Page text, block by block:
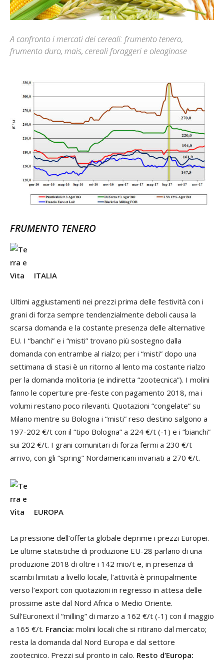
A confronto i mercati dei cereali: frumento tenero,
frumento duro, mais, cereali foraggeri e oleaginose
FRUMENTO TENERO
ITALIA
Ultimi aggiustamenti nei prezzi prima delle festività con i
grani di forza sempre tendenzialmente deboli causa la
scarsa domanda e la costante presenza delle alternative
EU. I “banchi” e i “misti” trovano più sostegno dalla
domanda con entrambe al rialzo; per i “misti” dopo una
settimana di stasi è un ritorno al lento ma costante rialzo
per la domanda molitoria (e indiretta “zootecnica”). I molini
fanno le coperture pre-feste con pagamento 2018, ma i
volumi restano poco rilevanti. Quotazioni “congelate” su
Milano mentre su Bologna i “misti” reso destino salgono a
197-202 €/t con il “tipo Bologna” a 224 €/t (-1) e i “bianchi”
sui 202 €/t. I grani comunitari di forza fermi a 230 €/t
arrivo, con gli “spring” Nordamericani invariati a 270 €/t.
EUROPA
La pressione dell’offerta globale deprime i prezzi Europei.
Le ultime statistiche di produzione EU-28 parlano di una
produzione 2018 di oltre i 142 mio/t e, in presenza di
scambi limitati a livello locale, l’attività è principalmente
verso l’export con quotazioni in regresso in attesa delle
prossime aste dal Nord Africa o Medio Oriente.
Sull’Euronext il “milling” di marzo a 162 €/t (-1) con il maggio
a 165 €/t. Francia: molini locali che si ritirano dal mercato;
resta la domanda dal Nord Europa e dal settore
zootecnico. Prezzi sul pronto in calo. Resto d’Europa: